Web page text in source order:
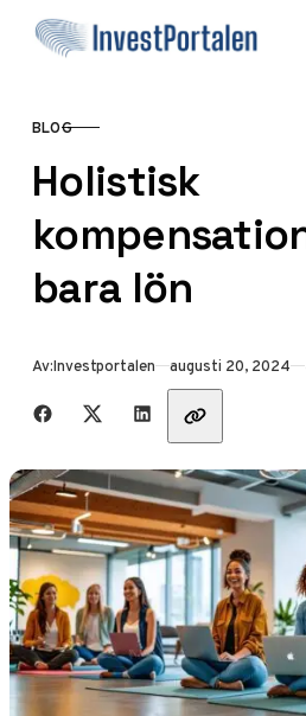
Hoppa till innehåll
KATEGORI
BLOG
Holistisk
bara lön
Av:Investportalen Publicerad
augusti 20, 2024
Dela med vänner